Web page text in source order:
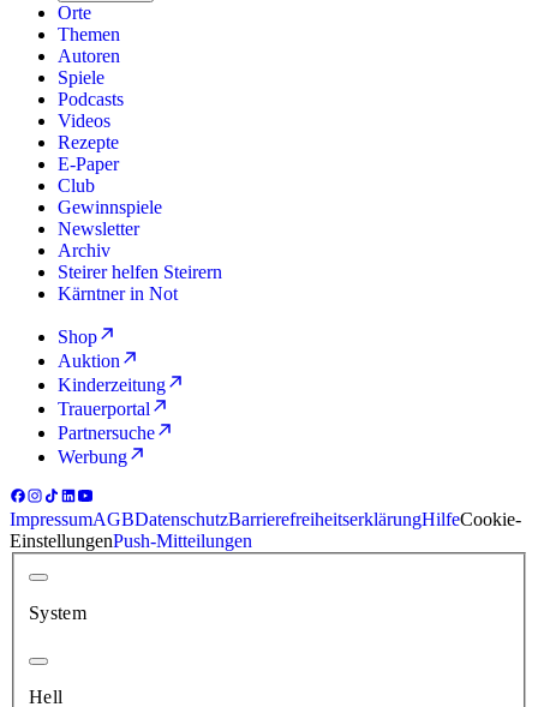
Orte
Themen
Autoren
Spiele
Podcasts
Videos
Rezepte
E-Paper
Club
Gewinnspiele
Newsletter
Archiv
Steirer helfen Steirern
Kärntner in Not
Shop
Auktion
Kinderzeitung
Trauerportal
Partnersuche
Werbung
ImpressumAGBDatenschutzBarrierefreiheitserklärungHilfeCookie-
EinstellungenPush-Mitteilungen
System
Hell